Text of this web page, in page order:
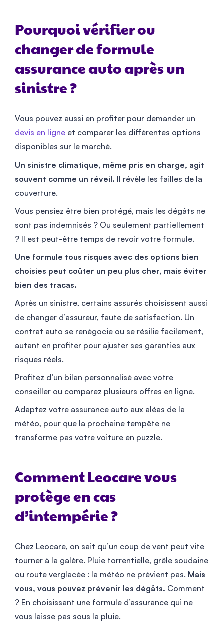
Pourquoi vérifier ou
changer de formule
assurance auto après un
sinistre ?
Vous pouvez aussi en profiter pour demander un
devis en ligne et comparer les différentes options
disponibles sur le marché.
Un sinistre climatique, même pris en charge, agit
souvent comme un réveil. Il révèle les failles de la
couverture.
Vous pensiez être bien protégé, mais les dégâts ne
sont pas indemnisés ? Ou seulement partiellement
? Il est peut-être temps de revoir votre formule.
Une formule tous risques avec des options bien
choisies peut coûter un peu plus cher, mais éviter
bien des tracas.
Après un sinistre, certains assurés choisissent aussi
de changer d’assureur, faute de satisfaction. Un
contrat auto se renégocie ou se résilie facilement,
autant en profiter pour ajuster ses garanties aux
risques réels.
Profitez d’un bilan personnalisé avec votre
conseiller ou comparez plusieurs offres en ligne.
Adaptez votre assurance auto aux aléas de la
météo, pour que la prochaine tempête ne
transforme pas votre voiture en puzzle.
Comment Leocare vous
protège en cas
d’intempérie ?
Chez Leocare, on sait qu’un coup de vent peut vite
tourner à la galère. Pluie torrentielle, grêle soudaine
ou route verglacée : la météo ne prévient pas. Mais
vous, vous pouvez prévenir les dégâts. Comment
? En choisissant une formule d’assurance qui ne
vous laisse pas sous la pluie.